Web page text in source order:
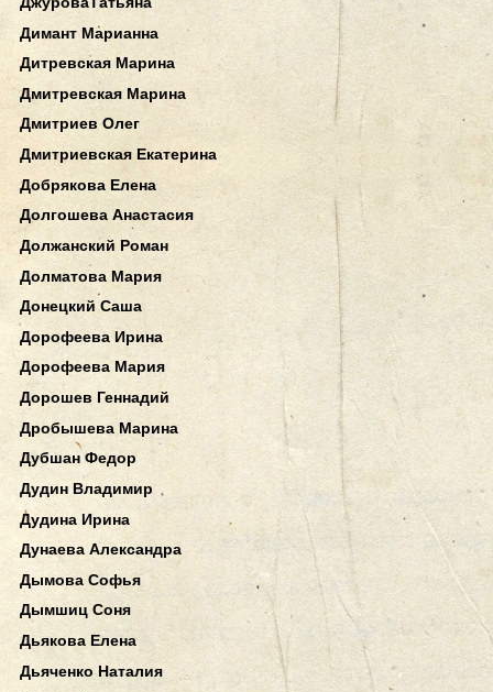
Димант Марианна
Дитревская Марина
Дмитревская Марина
Дмитриев Олег
Дмитриевская Екатерина
Добрякова Елена
Долгошева Анастасия
Должанский Роман
Долматова Мария
Донецкий Саша
Дорофеева Ирина
Дорофеева Мария
Дорошев Геннадий
Дробышева Марина
Дубшан Федор
Дудин Владимир
Дудина Ирина
Дунаева Александра
Дымова Софья
Дымшиц Соня
Дьякова Елена
Дьяченко Наталия